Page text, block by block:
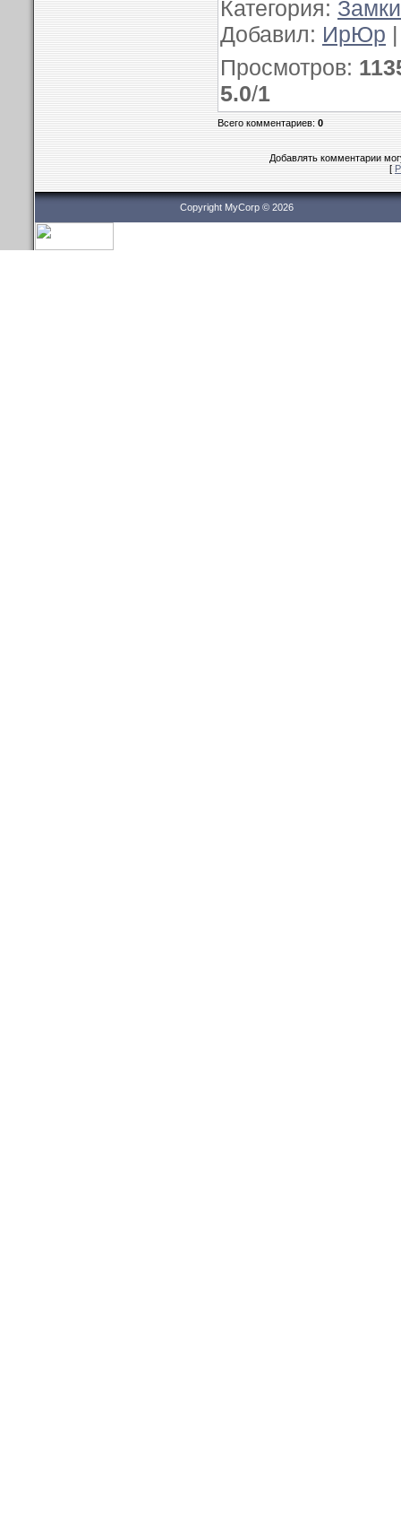
Категория:
Добавил: ИрЮр
Просмотров:
5.0/1
Всего комментариев:0
Добавлять комментарии
[
Copyright MyCorp © 2026